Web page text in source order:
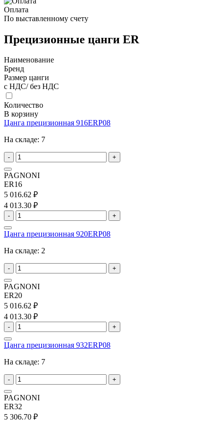
Оплата
По выставленному счету
Прецизионные цанги ER
Наименование
Бренд
Размер цанги
с НДС/ без НДС
Количество
В корзину
Цанга прецизионная 916ERP08
На складе: 7
- +
PAGNONI
ER16
5 016.62 ₽
4 013.30 ₽
- +
Цанга прецизионная 920ERP08
На складе: 2
- +
PAGNONI
ER20
5 016.62 ₽
4 013.30 ₽
- +
Цанга прецизионная 932ERP08
На складе: 7
- +
PAGNONI
ER32
5 306.70 ₽